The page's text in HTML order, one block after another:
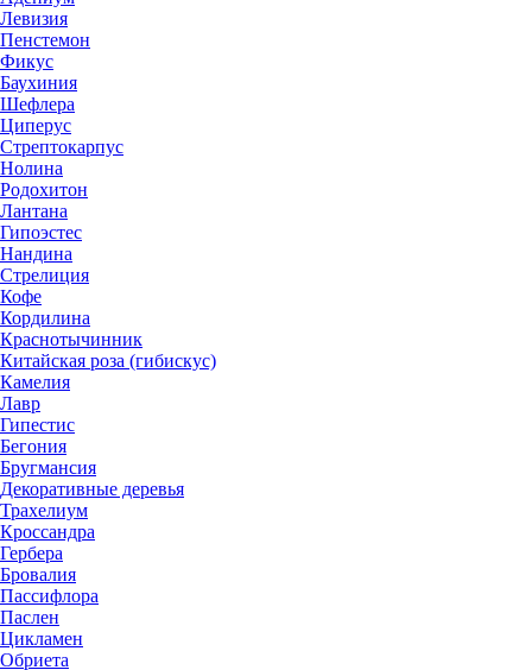
Левизия
Пенстемон
Фикус
Баухиния
Шефлера
Циперус
Стрептокарпус
Нолина
Родохитон
Лантана
Гипоэстес
Нандина
Стрелиция
Кофе
Кордилина
Краснотычинник
Китайская роза (гибискус)
Камелия
Лавр
Гипестис
Бегония
Бругмансия
Декоративные деревья
Трахелиум
Кроссандра
Гербера
Бровалия
Пассифлора
Паслен
Цикламен
Обриета